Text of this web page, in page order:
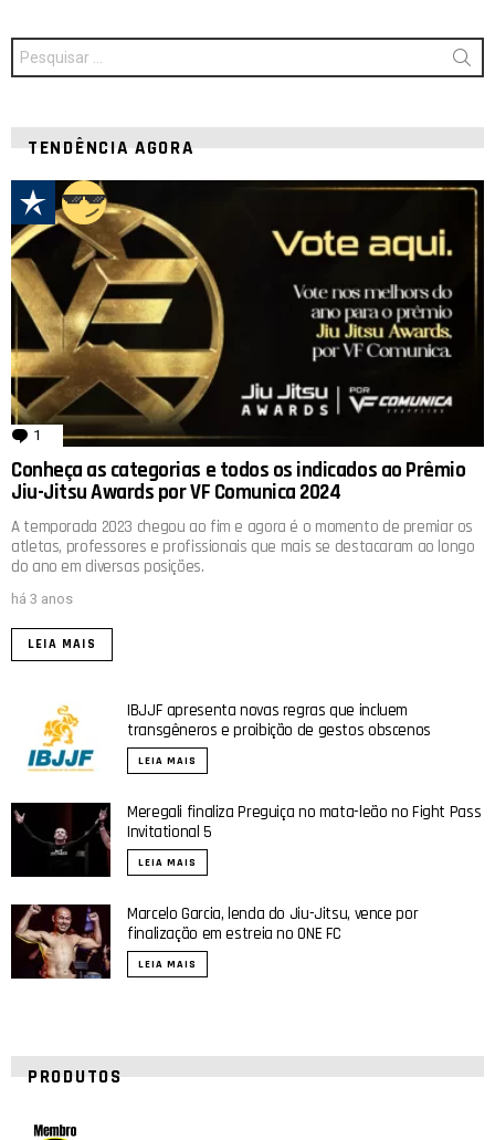
Procurar
por:
TENDÊNCIA AGORA
1 comentário
Conheça as categorias e todos os indicados ao Prêmio
Jiu-Jitsu Awards por VF Comunica 2024
A temporada 2023 chegou ao fim e agora é o momento de premiar os
atletas, professores e profissionais que mais se destacaram ao longo
do ano em diversas posições.
há 3 anos
LEIA MAIS
IBJJF apresenta novas regras que incluem
transgêneros e proibição de gestos obscenos
LEIA MAIS
Meregali finaliza Preguiça no mata-leão no Fight Pass
Invitational 5
LEIA MAIS
Marcelo Garcia, lenda do Jiu-Jitsu, vence por
finalização em estreia no ONE FC
LEIA MAIS
PRODUTOS